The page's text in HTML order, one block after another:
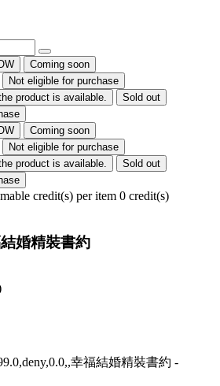
Coming soon
Not eligible for purchase
product is available.
Sold out
Coming soon
Not eligible for purchase
product is available.
Sold out
credit(s) per item 0 credit(s)
婚精裝書約
幸福結婚精裝書約 -